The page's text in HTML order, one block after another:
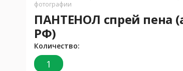
фотографии
ПАНТЕНОЛ спрей пена
РФ)
Количество:
1